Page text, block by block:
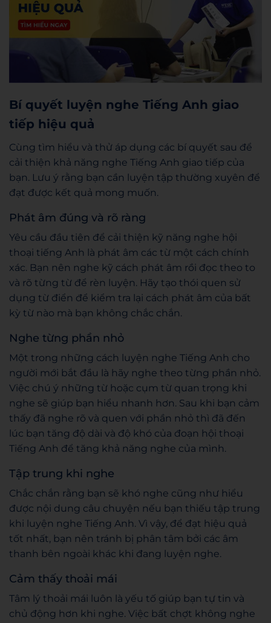
Bí quyết luyện nghe Tiếng Anh giao
tiếp hiệu quả
Cùng tìm hiểu và thử áp dụng các bí quyết sau để
cải thiện khả năng nghe Tiếng Anh giao tiếp của
bạn. Lưu ý rằng bạn cần luyện tập thường xuyên để
đạt được kết quả mong muốn.
Phát âm đúng và rõ ràng
Yêu cầu đầu tiên để cải thiện kỹ năng nghe hội
thoại tiếng Anh là phát âm các từ một cách chính
xác. Bạn nên nghe kỹ cách phát âm rồi đọc theo to
và rõ từng từ để rèn luyện. Hãy tạo thói quen sử
dụng từ điển để kiểm tra lại cách phát âm của bất
kỳ từ nào mà bạn không chắc chắn.
Nghe từng phần nhỏ
Một trong những cách luyện nghe Tiếng Anh cho
người mới bắt đầu là hãy nghe theo từng phần nhỏ.
Việc chú ý những từ hoặc cụm từ quan trọng khi
nghe sẽ giúp bạn hiểu nhanh hơn. Sau khi bạn cảm
thấy đã nghe rõ và quen với phần nhỏ thì đã đến
lúc bạn tăng độ dài và độ khó của đoạn hội thoại
Tiếng Anh để tăng khả năng nghe của mình.
Tập trung khi nghe
Chắc chắn rằng bạn sẽ khó nghe cũng như hiểu
được nội dung câu chuyện nếu bạn thiếu tập trung
khi luyện nghe Tiếng Anh. Vì vậy, để đạt hiệu quả
tốt nhất, bạn nên tránh bị phân tâm bởi các âm
thanh bên ngoài khác khi đang luyện nghe.
Cảm thấy thoải mái
Tâm lý thoải mái luôn là yếu tố giúp bạn tự tin và
chủ động hơn khi nghe. Việc bất chợt không nghe